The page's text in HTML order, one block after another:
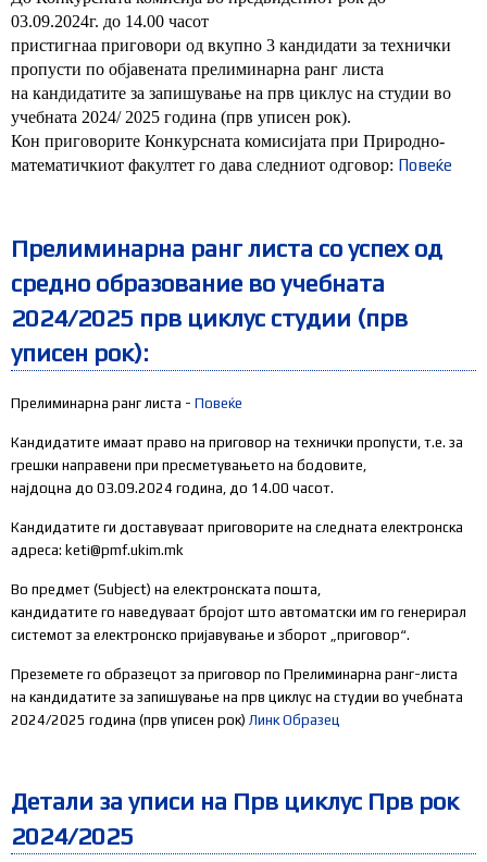
03.09.2024г. до 14.00 часот
пристигнаа приговори од вкупно 3 кандидати за технички
пропусти по објавената прелиминарна ранг листа
на кандидатите за запишување на прв циклус на студии во
учебната 2024/ 2025 година (прв уписен рок).
Кон приговорите Конкурсната комисијата при Природно-
математичкиот факултет го дава следниот одговор: Повеќе
Прелиминарна ранг листа со успех од
средно образование во учебната
2024/2025 прв циклус студии (прв
уписен рок):
Прелиминарна ранг листа - Повеќе
Кандидатите имаат право на приговор на технички пропусти, т.е. за
грешки направени при пресметувањето на бодовите,
најдоцна до 03.09.2024 година, до 14.00 часот.
Кандидатите ги доставуваат приговорите на следната електронска
адреса: keti@pmf.ukim.mk
Во предмет (Subject) на електронската пошта,
кандидатите го наведуваат бројот што автоматски им го генерирал
системот за електронско пријавување и зборот „приговор“.
Преземете го образецот за приговор по Прелиминарна ранг-листа
на кандидатите за запишување на прв циклус на студии во учебната
2024/2025 година (прв уписен рок) Линк Образец
Детали за уписи на Прв циклус Прв рок
2024/2025